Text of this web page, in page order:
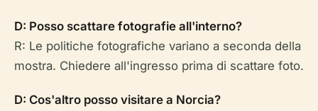
D: Posso scattare fotografie all'interno?
R: Le politiche fotografiche variano a seconda della
mostra. Chiedere all'ingresso prima di scattare foto.
D: Cos'altro posso visitare a Norcia?